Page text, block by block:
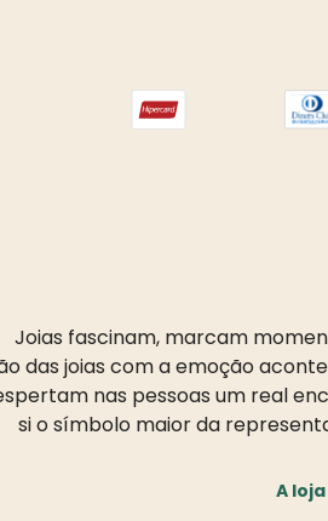
Joias fascinam, marcam
das joias com a emoção
nas pessoas um real
si o símbolo maior da
A loja